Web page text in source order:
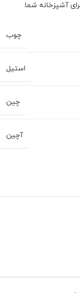
آشپزخانه شما.
چوب
استیل
چین
آچین